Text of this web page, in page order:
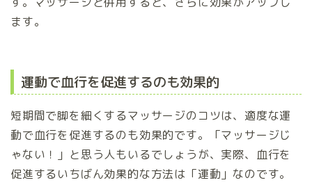
ます。
運動で血行を促進するのも効果的
短期間で脚を細くするマッサージのコツは、適度な運
動で血行を促進するのも効果的です。「マッサージじ
ゃない！」と思う人もいるでしょうが、実際、血行を
促進するいちばん効果的な方法は「運動」なのです。